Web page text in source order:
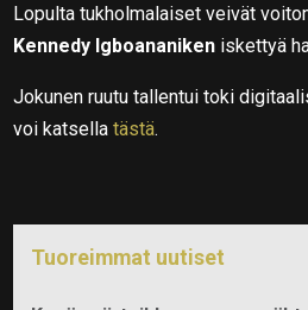
Lopulta tukholmalaiset veivät
Kennedy Igboananiken iskettyä
Jokunen ruutu tallentui toki
voi katsellatästä.
Tuoreimmat uutiset